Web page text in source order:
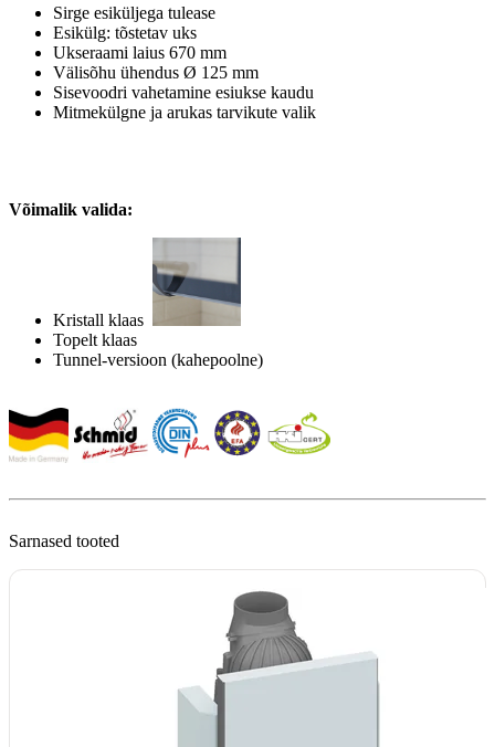
Sirge esiküljega tulease
Esikülg: tõstetav uks
Ukseraami laius 670 mm
Välisõhu ühendus Ø 125 mm
Sisevoodri vahetamine esiukse kaudu
Mitmekülgne ja arukas tarvikute valik
Võimalik valida:
Kristall klaas
Topelt klaas
Tunnel-versioon (kahepoolne)
Sarnased tooted